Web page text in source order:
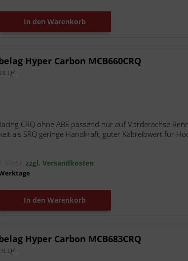
In den Warenkorb
Hyper Carbon MCB660CRQ
CRQ ohne ABE passend nur auf Vorderachse
als SRQ geringe Handkraft, guter Kaltreibwert für
Belag -...
MwSt.zzgl. Versandkosten
In den Warenkorb
Hyper Carbon MCB683CRQ